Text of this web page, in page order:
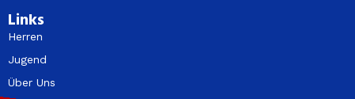
Links
Herren
Jugend
Über Uns